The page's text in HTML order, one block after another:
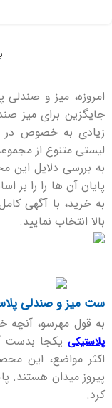
امروزه، میز و صندلی
جایگزین برای میز
زیادی به خصوص در
لیستی متنوع از
به بررسی دلایل این
پایان آن ها را را بر
به خرید، با آگهی
بالا انتخاب نمایید.
ست میز و صندلی
به قول مهرسو، آنچه
پلاستیکی یکجا بدست
اکثر مواضع، این
پیروز میدان هستند.
کرد.